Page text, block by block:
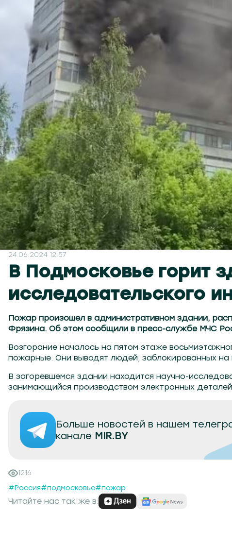
24.06.2024 12:57
В Подмосковье горит
исследовательского
Пожар произошел в административном здании,
Фрязина. Об этом сообщили в пресс-службе МЧС
Возгорание началось на пятом этаже
пожарные. Они выводят людей, заблокированных на
В загоревшемся здании находится научно-
занимающийся производством электронных
Больше новостей в нашем
канале MIR.BY
1216
#Россия#подмосковье#пожар
Читайте нас так же в: